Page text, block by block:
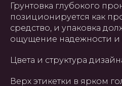
Грунтовка глубокого
позиционируется как
средство, и упаковка
ощущение надежности и
Цвета и структура
Верх этикетки в ярком